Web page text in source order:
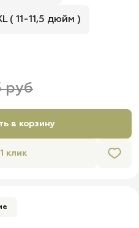
( 11-11,5 дюйм )
руб
в корзину
клик